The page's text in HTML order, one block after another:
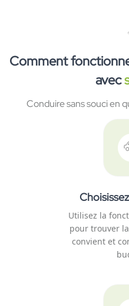
Comment
avec
Conduire sans souci en
Utilisez la
pour trouver
convient et